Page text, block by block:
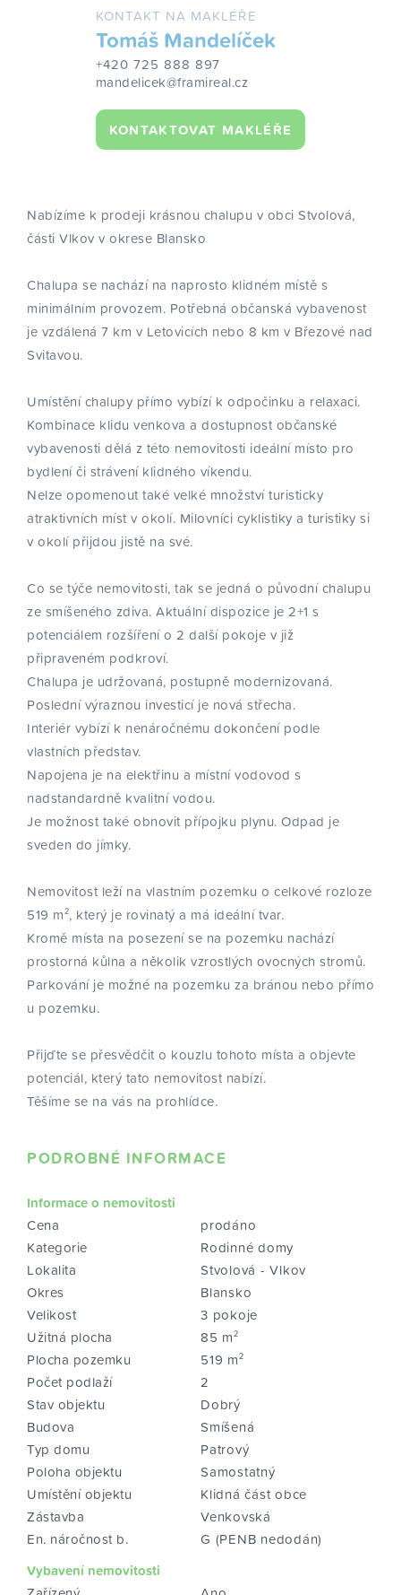
KONTAKT NA MAKLÉŘE
Tomáš Mandelíček
+420 725 888 897
mandelicek@framireal.cz
KONTAKTOVAT MAKLÉŘE
Nabízíme k prodeji krásnou chalupu v obci Stvolová,
části Vlkov v okrese Blansko
Chalupa se nachází na naprosto klidném místě s
minimálním provozem. Potřebná občanská vybavenost
je vzdálená 7 km v Letovicích nebo 8 km v Březové nad
Svitavou.
Umístění chalupy přímo vybízí k odpočinku a relaxaci.
Kombinace klidu venkova a dostupnost občanské
vybavenosti dělá z této nemovitosti ideální místo pro
bydlení či strávení klidného víkendu.
Nelze opomenout také velké množství turisticky
atraktivních míst v okolí. Milovníci cyklistiky a turistiky si
v okolí přijdou jistě na své.
Co se týče nemovitosti, tak se jedná o původní chalupu
ze smíšeného zdiva. Aktuální dispozice je 2+1 s
potenciálem rozšíření o 2 další pokoje v již
připraveném podkroví.
Chalupa je udržovaná, postupně modernizovaná.
Poslední výraznou investicí je nová střecha.
Interiér vybízí k nenáročnému dokončení podle
vlastních představ.
Napojena je na elektřinu a místní vodovod s
nadstandardně kvalitní vodou.
Je možnost také obnovit přípojku plynu. Odpad je
sveden do jímky.
Nemovitost leží na vlastním pozemku o celkové rozloze
519 m², který je rovinatý a má ideální tvar.
Kromě místa na posezení se na pozemku nachází
prostorná kůlna a několik vzrostlých ovocných stromů.
Parkování je možné na pozemku za bránou nebo přímo
u pozemku.
Přijďte se přesvědčit o kouzlu tohoto místa a objevte
potenciál, který tato nemovitost nabízí.
Těšíme se na vás na prohlídce.
PODROBNÉ INFORMACE
Informace o nemovitosti
Cena
prodáno
Kategorie
Rodinné domy
Lokalita
Stvolová - Vlkov
Okres
Blansko
Velikost
3 pokoje
Užitná plocha
85 m²
Plocha pozemku
519 m²
Počet podlaží
2
Stav objektu
Dobrý
Budova
Smíšená
Typ domu
Patrový
Poloha objektu
Samostatný
Umístění objektu
Klidná část obce
Zástavba
Venkovská
En. náročnost b.
G (PENB nedodán)
Vybavení nemovitosti